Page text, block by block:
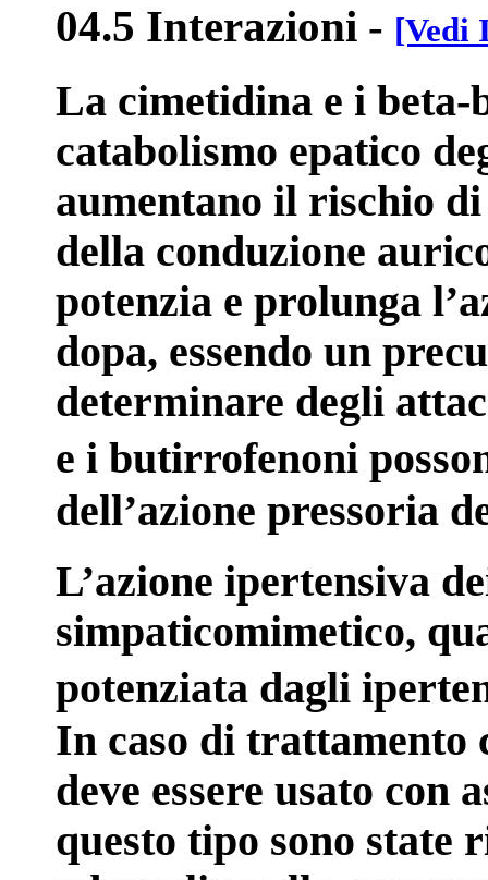
04.5 Interazioni - [Vedi
La cimetidina e i
catabolismo epatico
aumentano il rischio
della conduzione
potenzia e prolunga
dopa, essendo un
determinare degli
e i butirrofenoni
dell’azione pressoria
L’azione ipertensiva
simpaticomimetico,
potenziata dagli
In caso di
deve essere usato con
questo tipo sono state